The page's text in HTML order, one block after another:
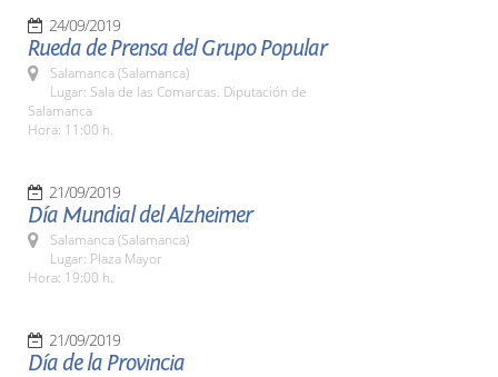
24/09/2019
Rueda de Prensa del Grupo Popular
Salamanca (Salamanca)
Lugar: Sala de las Comarcas. Diputación de
Salamanca
Hora: 11:00 h.
21/09/2019
Día Mundial del Alzheimer
Salamanca (Salamanca)
Lugar: Plaza Mayor
Hora: 19:00 h.
21/09/2019
Día de la Provincia